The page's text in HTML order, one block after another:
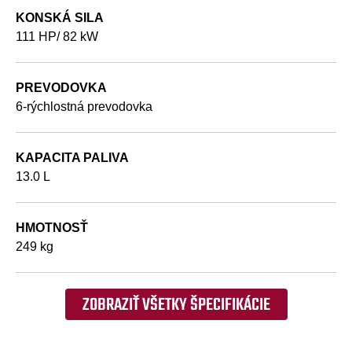
KONSKÁ SILA
111 HP/ 82 kW
PREVODOVKA
6-rýchlostná prevodovka
KAPACITA PALIVA
13.0 L
HMOTNOSŤ
249 kg
ZOBRAZIŤ VŠETKY ŠPECIFIKÁCIE